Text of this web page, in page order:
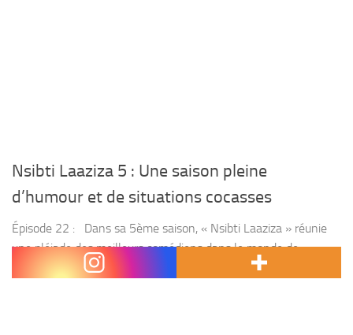
Nsibti Laaziza 5 : Une saison pleine
d’humour et de situations cocasses
Épisode 22 : Dans sa 5ème saison, « Nsibti Laaziza » réunie
une pléiade des meilleurs comédiens dans le monde de
l’humour et de la fantaisie. 50 minutes de rire et de blagues...